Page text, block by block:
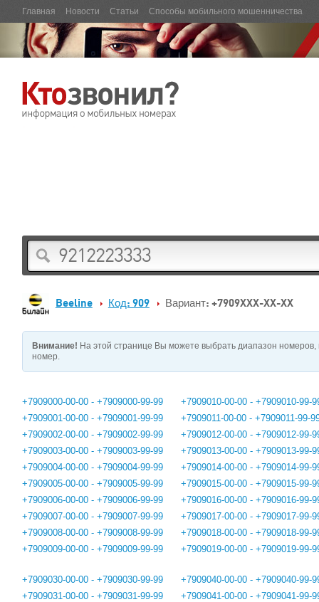
Главная Новости Статьи Способы мобильного мошенничества
Beeline Код: 909 Вариант: +7909XXX-XX-XX
Внимание! На этой странице Вы можете выбрать диапазон
номер.
+7909000-00-00 - +7909000-99-99
+7909001-00-00 - +7909001-99-99
+7909002-00-00 - +7909002-99-99
+7909003-00-00 - +7909003-99-99
+7909004-00-00 - +7909004-99-99
+7909005-00-00 - +7909005-99-99
+7909006-00-00 - +7909006-99-99
+7909007-00-00 - +7909007-99-99
+7909008-00-00 - +7909008-99-99
+7909009-00-00 - +7909009-99-99
+7909010-00-00 - +7909010-99-
+7909011-00-00 - +7909011-99-
+7909012-00-00 - +7909012-99-
+7909013-00-00 - +7909013-99-
+7909014-00-00 - +7909014-99-
+7909015-00-00 - +7909015-99-
+7909016-00-00 - +7909016-99-
+7909017-00-00 - +7909017-99-
+7909018-00-00 - +7909018-99-
+7909019-00-00 - +7909019-99-
+7909030-00-00 - +7909030-99-99
+7909031-00-00 - +7909031-99-99
+7909040-00-00 - +7909040-99-
+7909041-00-00 - +7909041-99-